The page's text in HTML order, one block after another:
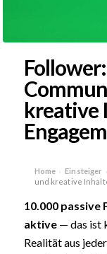
kreative
Home › Einsteiger ›
und kreative
10.000 passive
aktive— das ist
Realität aus